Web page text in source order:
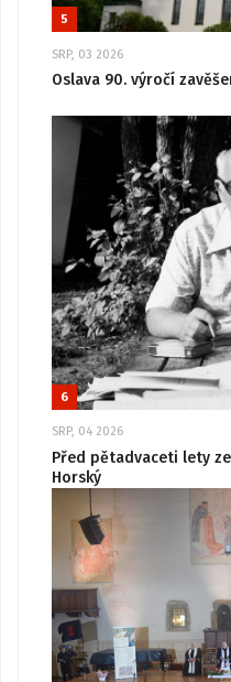
5
SRP, 03 2026
Oslava 90. výročí
6
SRP, 04 2026
Před pětadvaceti lety
Horský